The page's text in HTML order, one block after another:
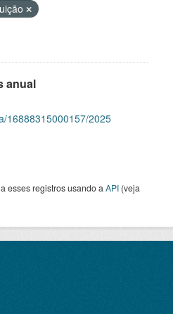
anual
16888315000157/2025
esses registros usando a API (veja